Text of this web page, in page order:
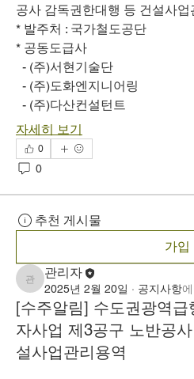
공사 감독권한대행 등 건설사업
* 발주처 : 국가철도공단
* 공동도급사
- (주)서현기술단
- (주)도화엔지니어링
- (주)다산컨설턴트
자세히 보기
0
0
추천 게시물
가입
관리자
관리자
2025년 2월 20일 · 공지사항
[수주알림] 수도권광역
자사업 제3공구 노반공
설사업관리용역